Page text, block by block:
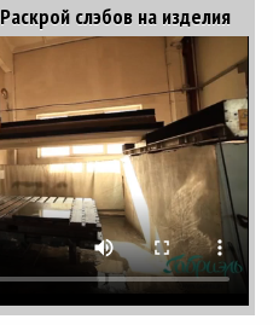
Раскрой слэбов на изделия